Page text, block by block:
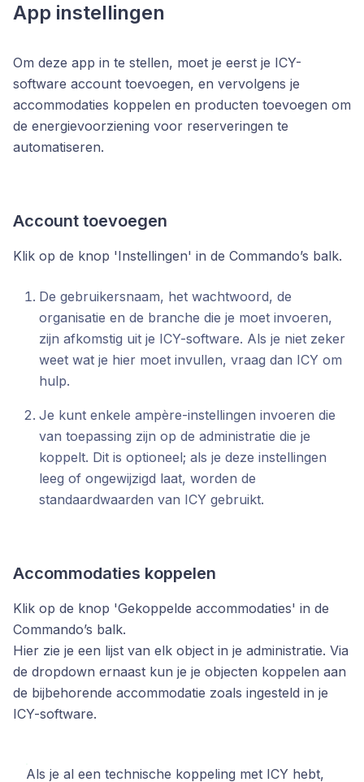
App instellingen
Om deze app in te stellen, moet je eerst je ICY-
software account toevoegen, en vervolgens je
accommodaties koppelen en producten toevoegen om
de energievoorziening voor reserveringen te
automatiseren.
Account toevoegen
Klik op de knop 'Instellingen' in de Commando’s balk.
De gebruikersnaam, het wachtwoord, de
organisatie en de branche die je moet invoeren,
zijn afkomstig uit je ICY-software. Als je niet zeker
weet wat je hier moet invullen, vraag dan ICY om
hulp.
Je kunt enkele ampère-instellingen invoeren die
van toepassing zijn op de administratie die je
koppelt. Dit is optioneel; als je deze instellingen
leeg of ongewijzigd laat, worden de
standaardwaarden van ICY gebruikt.
Accommodaties koppelen
Klik op de knop 'Gekoppelde accommodaties' in de
Commando’s balk.
Hier zie je een lijst van elk object in je administratie. Via
de dropdown ernaast kun je je objecten koppelen aan
de bijbehorende accommodatie zoals ingesteld in je
ICY-software.
Als je al een technische koppeling met ICY hebt,